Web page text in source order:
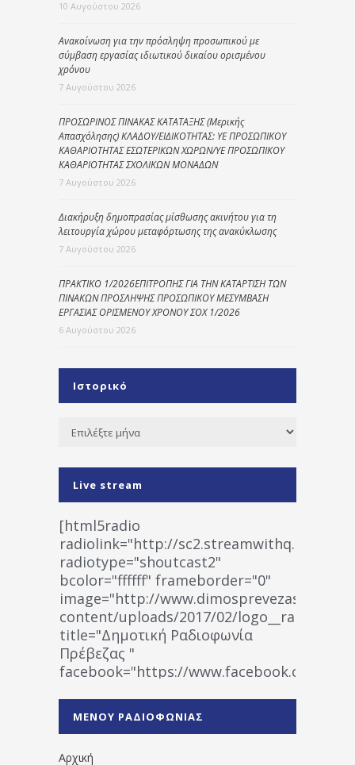
10 Αυγούστου 2026
Ανακοίνωση για την πρόσληψη προσωπικού με
σύμβαση εργασίας ιδιωτικού δικαίου ορισμένου
χρόνου
7 Αυγούστου 2026
ΠΡΟΣΩΡΙΝΟΣ ΠΙΝΑΚΑΣ ΚΑΤΑΤΑΞΗΣ (Μερικής
Απασχόλησης) ΚΛΑΔΟΥ/ΕΙΔΙΚΟΤΗΤΑΣ: ΥΕ ΠΡΟΣΩΠΙΚΟΥ
ΚΑΘΑΡΙΟΤΗΤΑΣ ΕΣΩΤΕΡΙΚΩΝ ΧΩΡΩΝ/ΥΕ ΠΡΟΣΩΠΙΚΟΥ
ΚΑΘΑΡΙΟΤΗΤΑΣ ΣΧΟΛΙΚΩΝ ΜΟΝΑΔΩΝ
7 Αυγούστου 2026
Διακήρυξη δημοπρασίας μίσθωσης ακινήτου για τη
λειτουργία χώρου μεταφόρτωσης της ανακύκλωσης
7 Αυγούστου 2026
ΠΡΑΚΤΙΚΟ 1/2026ΕΠΙΤΡΟΠΗΣ ΓΙΑ ΤΗΝ ΚΑΤΑΡΤΙΣΗ ΤΩΝ
ΠΙΝΑΚΩΝ ΠΡΟΣΛΗΨΗΣ ΠΡΟΣΩΠΙΚΟΥ ΜΕΣΥΜΒΑΣΗ
ΕΡΓΑΣΙΑΣ ΟΡΙΣΜΕΝΟΥ ΧΡΟΝΟΥ ΣΟΧ 1/2026
6 Αυγούστου 2026
Ιστορικό
Ιστορικό
Live stream
[html5radio
radiolink="http://
radiotype="shoutcast2"
bcolor="ffffff" frameborder="0"
image="http://www.dimosprevezas.gr/wp-
content/uploads/2017/02/
title="Δημοτική Ραδιοφωνία
Πρέβεζας "
facebook="https://www.facebook.com/
1531194763766854/" artist="" ]
ΜΕΝΟΥ ΡΑΔΙΟΦΩΝΙΑΣ
Αρχική